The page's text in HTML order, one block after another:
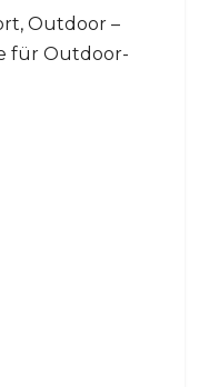
Outdoor –
für Outdoor-